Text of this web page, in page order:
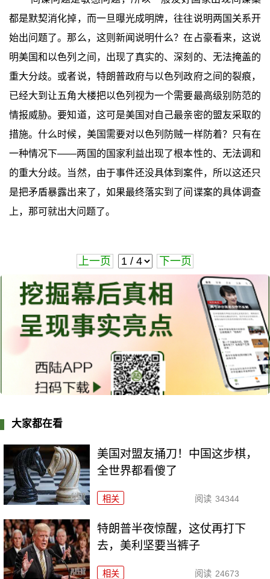
都是默契消化掉，而一旦曝光成明牌，往往说明两国关系开
始出问题了。那么，这则新闻说明什么？在占豪看来，这说
明美国和以色列之间，出现了真实的、深刻的、无法掩盖的
重大分歧。或者说，特朗普政府与以色列政府之间的裂痕，
已经大到让五角大楼把以色列视为一个需要最高级别防范的
情报威胁。要知道，这可是美国对自己最亲密的盟友采取的
措施。什么时候，美国需要对以色列防贼一样防着？只有在
一种情况下——两国的国家利益出现了根本性的、无法调和
的重大分歧。当然，由于事件还没具体到案件，所以这还只
是把矛盾暴露出来了，如果最终落实到了间谍案的具体调查
上，那可就出大问题了。
上一页 下一页
大家都在看
美国对盟友捅刀！中国这步棋，
全世界都看傻了
相关 阅读 34344
特朗普半夜惊醒，这仗再打下
去，美利坚要当裤子
相关 阅读 24673